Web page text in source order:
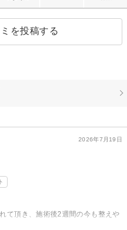
を投稿する
2026年7月19日
て頂き、施術後2週間の今も整えや